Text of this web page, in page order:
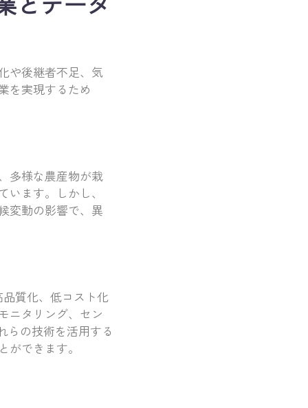
や後継者不足、気
を実現するため
多様な農産物が栽
ます。しかし、
変動の影響で、異
質化、低コスト化
ニタリング、セン
らの技術を活用する
できます。